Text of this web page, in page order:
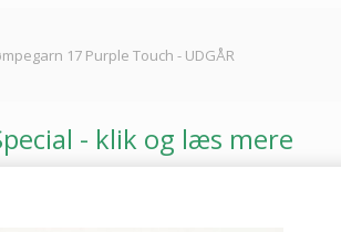
17 Purple Touch - UDGÅR
- klik og læs mere